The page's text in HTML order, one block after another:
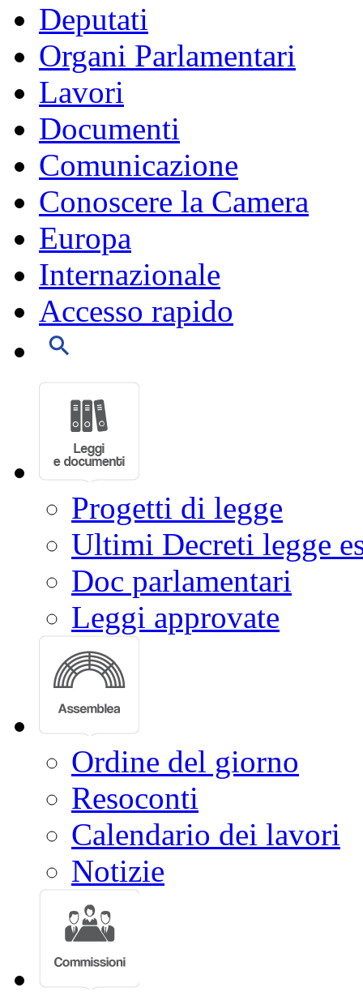
Deputati
Organi Parlamentari
Lavori
Documenti
Comunicazione
Conoscere la Camera
Europa
Internazionale
Accesso rapido
Progetti di legge
Ultimi Decreti legge
Doc parlamentari
Leggi approvate
Ordine del giorno
Resoconti
Calendario dei lavori
Notizie